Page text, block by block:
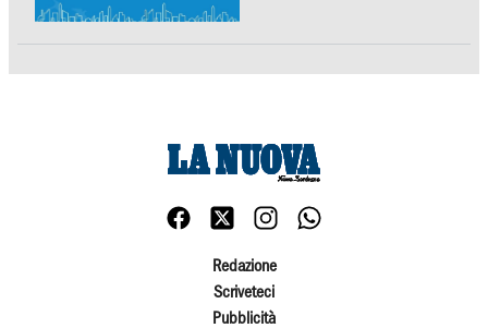
Redazione
Scriveteci
Pubblicità